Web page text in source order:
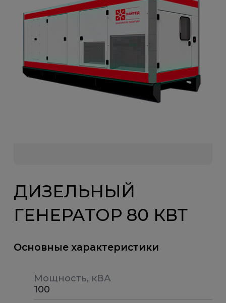
ДИЗЕЛЬНЫЙ
ГЕНЕРАТОР 80 КВТ
Основные характеристики
Мощность, кВА
100